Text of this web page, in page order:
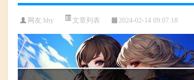
网友:hhy 文章列表 2024-02-14 09:07:18